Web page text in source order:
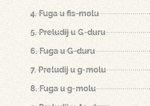
4. Fuga u fis-molu
5. Preludij u G-duru
6. Fuga u G-duru
7. Preludij u g-molu
8. Fuga u g-molu